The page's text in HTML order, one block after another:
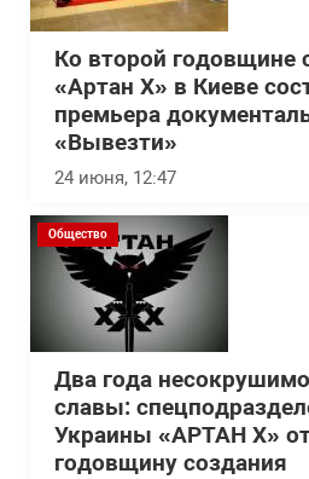
Ко второй годовщине
«Артан Х» в Киеве
премьера
«Вывезти»
24 июня, 12:47
Общество
Два года
славы:
Украины «АРТАН Х»
годовщину создания